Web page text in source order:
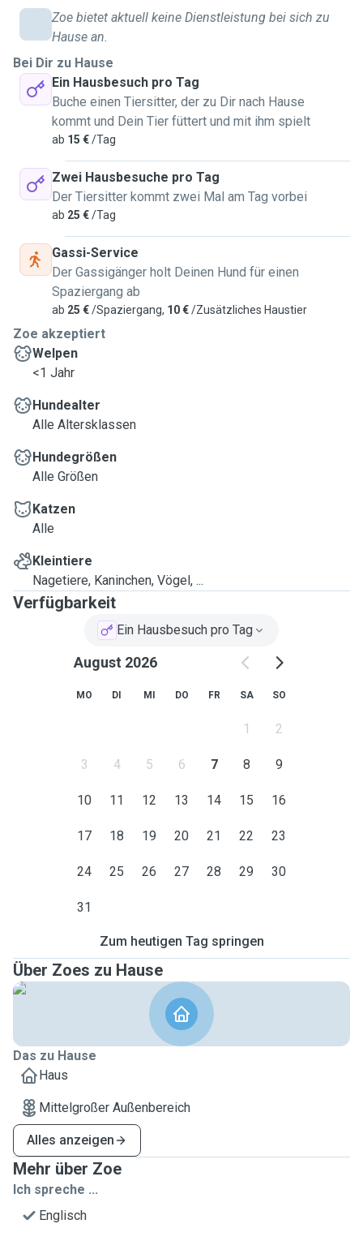
Zoe bietet aktuell keine Dienstleistung bei sich zu
Hause an.
Bei Dir zu Hause
Ein Hausbesuch pro Tag
Buche einen Tiersitter, der zu Dir nach Hause
kommt und Dein Tier füttert und mit ihm spielt
ab 15 €/Tag
Zwei Hausbesuche pro Tag
Der Tiersitter kommt zwei Mal am Tag vorbei
ab 25 €/Tag
Gassi-Service
Der Gassigänger holt Deinen Hund für einen
Spaziergang ab
ab 25 €/Spaziergang, 10 €/Zusätzliches Haustier
Zoe akzeptiert
Welpen
<1 Jahr
Hundealter
Alle Altersklassen
Hundegrößen
Alle Größen
Katzen
Alle
Kleintiere
Nagetiere, Kaninchen, Vögel, ...
Verfügbarkeit
Ein Hausbesuch pro Tag
August 2026
MO DI MI DO FR SA SO
1 2
3 4 5 6 7 8 9
10 11 12 13 14 15 16
17 18 19 20 21 22 23
24 25 26 27 28 29 30
31
Zum heutigen Tag springen
Über Zoes zu Hause
Das zu Hause
Haus
Mittelgroßer Außenbereich
Alles anzeigen
Mehr über Zoe
Ich spreche ...
Englisch